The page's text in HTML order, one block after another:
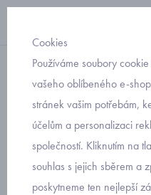
šusťákové, bavlněné
šusťákové
bavlněnou
velikost 80
Cookies
Používáme soubory
vašeho oblíbeného e-
stránek vašim potřebám,
účelům a personalizaci
společností. Kliknutím na
souhlas s jejich sběrem a
poskytneme ten nejlepší